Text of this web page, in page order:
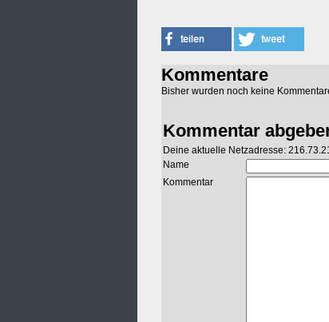
Kommentare
Bisher wurden noch keine
Kommentar
Deine aktuelle Netzadresse:
Name
Kommentar